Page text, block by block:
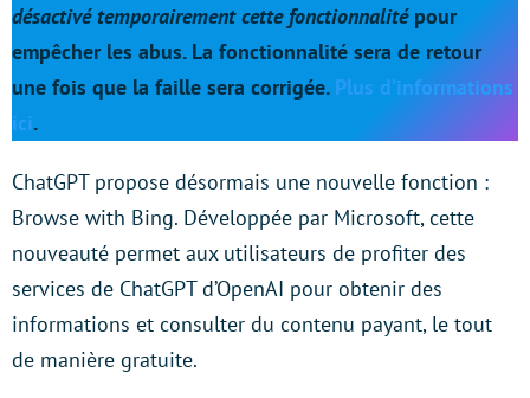
désactivé temporairement cette fonctionnalité pour
empêcher les abus. La fonctionnalité sera de retour
une fois que la faille sera corrigée. Plus d’informations
ici.
ChatGPT propose désormais une nouvelle fonction :
Browse with Bing. Développée par Microsoft, cette
nouveauté permet aux utilisateurs de profiter des
services de ChatGPT d’OpenAI pour obtenir des
informations et consulter du contenu payant, le tout
de manière gratuite.